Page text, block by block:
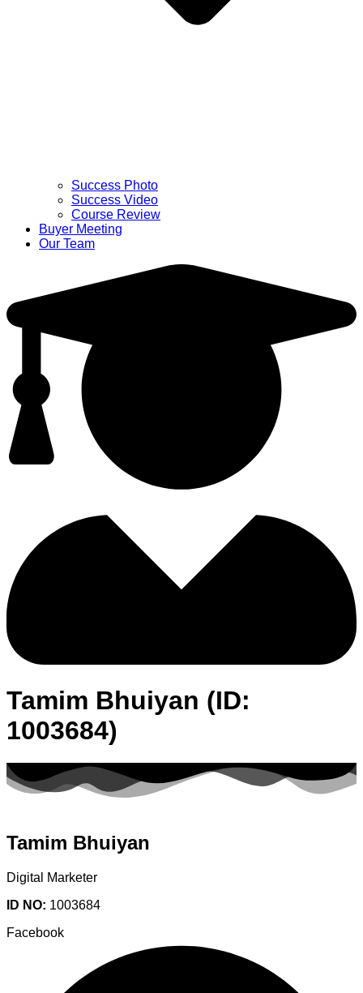
Success Photo
Success Video
Course Review
Buyer Meeting
Our Team
Tamim Bhuiyan (ID:
1003684)
Tamim Bhuiyan
Digital Marketer
ID NO: 1003684
Facebook